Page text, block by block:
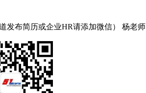
发布简历或企业HR请添加微信） 杨老师